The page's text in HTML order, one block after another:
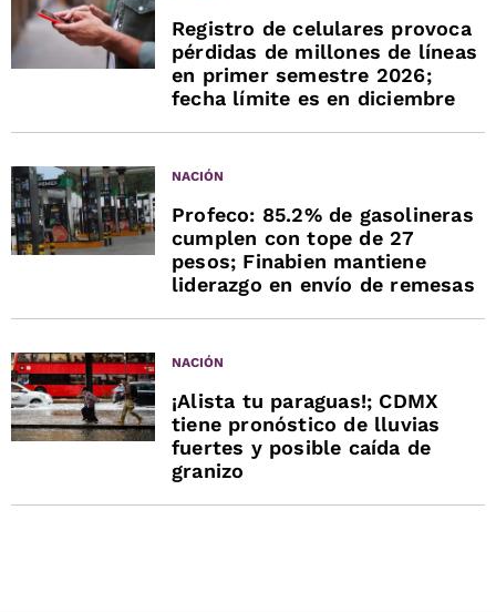
Registro de celulares provoca
pérdidas de millones de líneas
en primer semestre 2026;
fecha límite es en diciembre
NACIÓN
Profeco: 85.2% de gasolineras
cumplen con tope de 27
pesos; Finabien mantiene
liderazgo en envío de remesas
NACIÓN
¡Alista tu paraguas!; CDMX
tiene pronóstico de lluvias
fuertes y posible caída de
granizo